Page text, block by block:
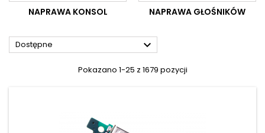
NAPRAWA KONSOL NAPRAWA GŁOŚNIKÓW
Dostępne 
Pokazano 1-25 z 1679 pozycji